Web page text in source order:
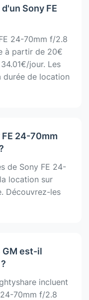
Sony FE
24-70mm f/2.8
à partir de 20€
jour. Les
durée de location
24-70mm
de Sony FE 24-
location sur
Découvrez-les
GM est-il
incluent
70mm f/2.8